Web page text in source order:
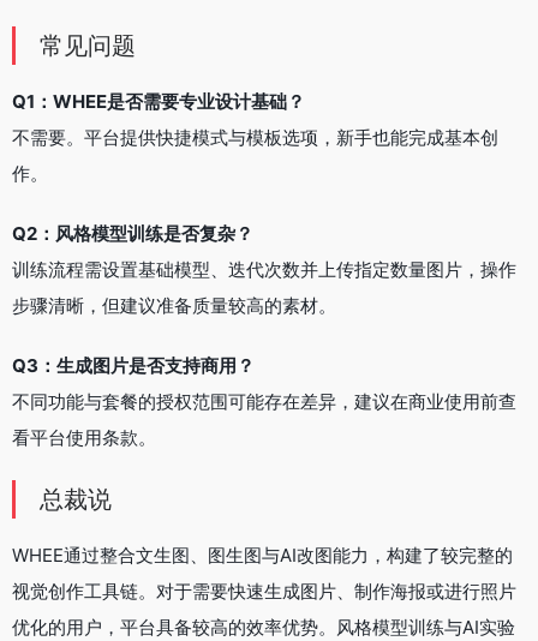
常见问题
Q1：WHEE是否需要专业设计基础？
不需要。平台提供快捷模式与模板选项，新手也能完成基本创
作。
Q2：风格模型训练是否复杂？
训练流程需设置基础模型、迭代次数并上传指定数量图片，操作
步骤清晰，但建议准备质量较高的素材。
Q3：生成图片是否支持商用？
不同功能与套餐的授权范围可能存在差异，建议在商业使用前查
看平台使用条款。
总裁说
WHEE通过整合文生图、图生图与AI改图能力，构建了较完整的
视觉创作工具链。对于需要快速生成图片、制作海报或进行照片
优化的用户，平台具备较高的效率优势。风格模型训练与AI实验